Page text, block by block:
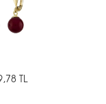
TL